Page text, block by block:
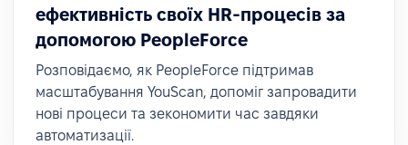
ефективність своїх HR-процесів за
допомогою PeopleForce
Розповідаємо, як PeopleForce підтримав
масштабування YouScan, допоміг запровадити
нові процеси та зекономити час завдяки
автоматизації.